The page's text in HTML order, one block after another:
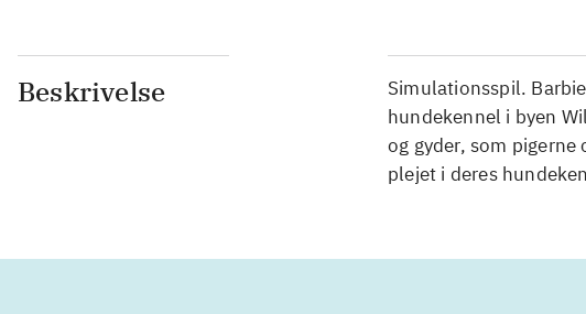
Beskrivelse
Simulationsspil.
hundekennel i byen
og gyder, som
plejet i deres